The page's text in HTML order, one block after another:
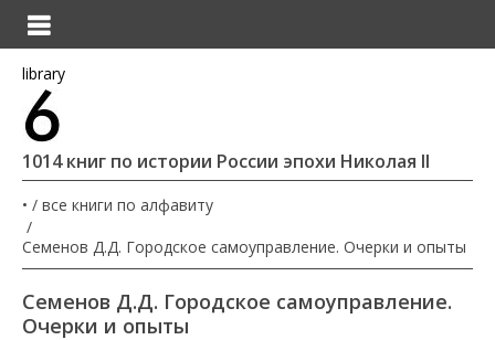
library
1014 книг по истории России эпохи Николая II
•
все книги по алфавиту
Семенов Д.Д. Городское самоуправление. Очерки и опыты
Семенов Д.Д. Городское самоуправление.
Очерки и опыты